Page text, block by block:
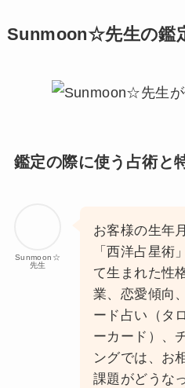
Sunmoon☆先生の鑑
鑑定の際に使う占術と
Sunmoon☆
先生
お客様の生年
「西洋占星術
て生まれた性
業、恋愛傾向
ード占い（タ
ーカード）、
ングでは、お
課題がどうな